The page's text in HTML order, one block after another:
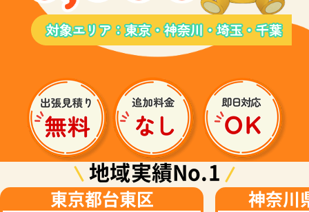
地域実績No.1
東京都台東区 神奈川